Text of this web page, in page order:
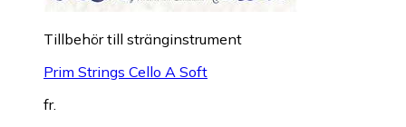
Till­be­hör till stränginstrument
Prim Strings Cello A Soft
fr.